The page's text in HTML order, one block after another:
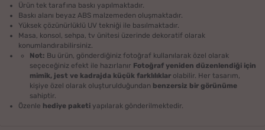
Ürün tek tarafına baskı yapılmaktadır.
Baskı alanı beyaz ABS malzemeden oluşmaktadır.
Yüksek çözünürlüklü UV tekniği ile basılmaktadır.
Masa, konsol, sehpa, tv ünitesi üzerinde dekoratif olarak
konumlandırabilirsiniz.
Not: Bu ürün, gönderdiğiniz fotoğraf kullanılarak özel olarak
seçeceğiniz efekt ile hazırlanır Fotoğraf yeniden düzenlendiği için
mimik, jest ve kadrajda küçük farklılıklar olabilir. Her tasarım,
kişiye özel olarak oluşturulduğundan benzersiz bir görünüme
sahiptir.
Özenle hediye paketi yapılarak gönderilmektedir.